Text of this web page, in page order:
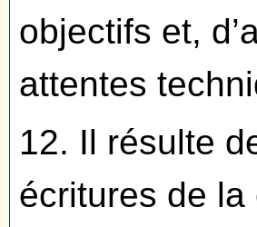
objectifs et,
attentes
12. Il résulte
écritures de la